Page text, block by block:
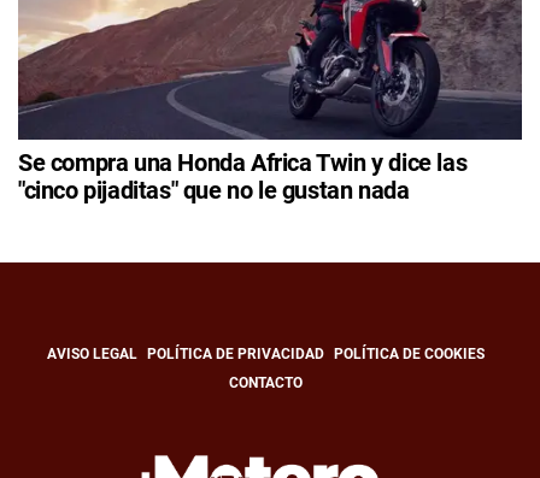
Se compra una Honda Africa Twin y dice las
"cinco pijaditas" que no le gustan nada
AVISO LEGAL POLÍTICA DE PRIVACIDAD
POLÍTICA DE COOKIES
CONTACTO